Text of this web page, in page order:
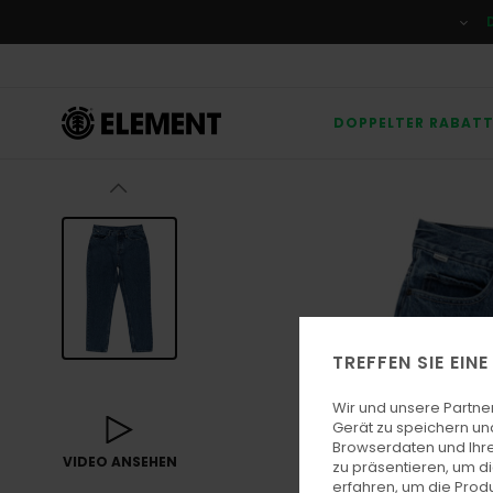
Produktinformation
DOPPELTER RABATT
VIDEO ANSEHEN
TREFFEN SIE
Wir und unsere
Gerät zu speichern
Browserdaten und
zu präsentieren, um
erfahren, um die